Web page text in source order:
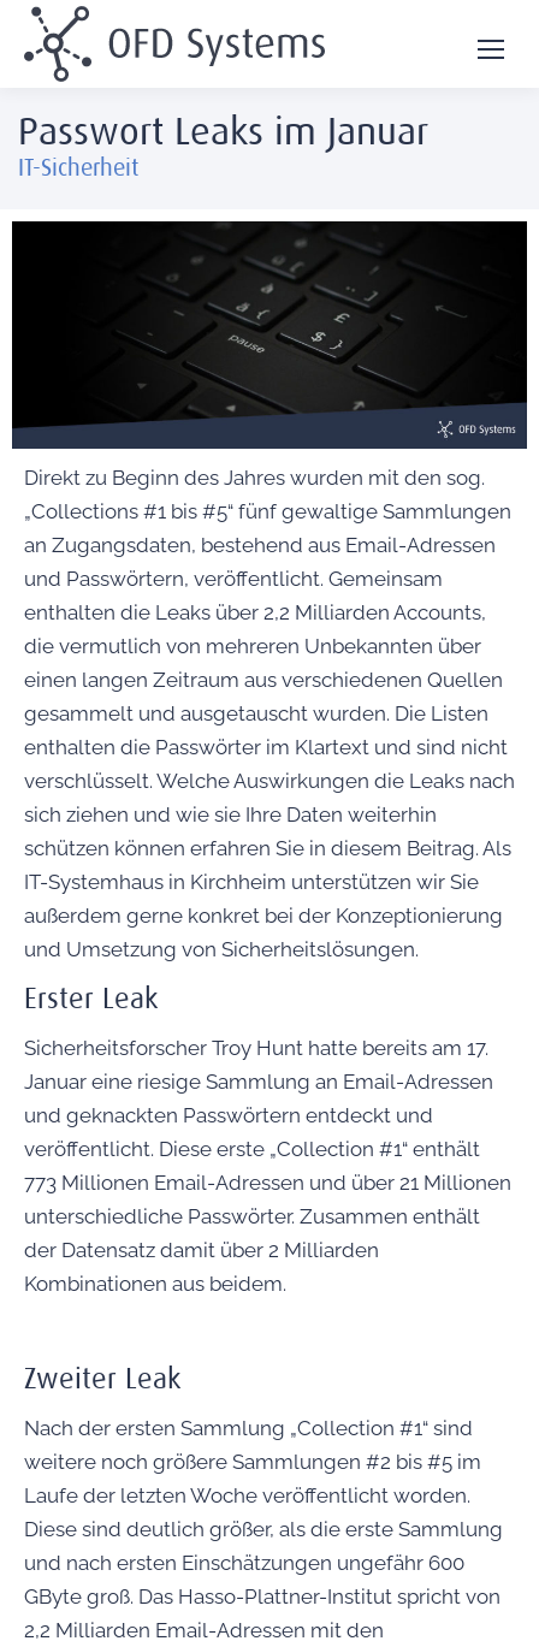
Passwort Leaks im Januar
IT-Sicherheit
Direkt zu Beginn des Jahres wurden mit den sog.
„Collections #1 bis #5“ fünf gewaltige Sammlungen
an Zugangsdaten, bestehend aus Email-Adressen
und Passwörtern, veröffentlicht. Gemeinsam
enthalten die Leaks über 2,2 Milliarden Accounts,
die vermutlich von mehreren Unbekannten über
einen langen Zeitraum aus verschiedenen Quellen
gesammelt und ausgetauscht wurden. Die Listen
enthalten die Passwörter im Klartext und sind nicht
verschlüsselt. Welche Auswirkungen die Leaks nach
sich ziehen und wie sie Ihre Daten weiterhin
schützen können erfahren Sie in diesem Beitrag. Als
IT-Systemhaus in Kirchheim unterstützen wir Sie
außerdem gerne konkret bei der Konzeptionierung
und Umsetzung von Sicherheitslösungen.
Erster Leak
Sicherheitsforscher Troy Hunt hatte bereits am 17.
Januar eine riesige Sammlung an Email-Adressen
und geknackten Passwörtern entdeckt und
veröffentlicht. Diese erste „Collection #1“ enthält
773 Millionen Email-Adressen und über 21 Millionen
unterschiedliche Passwörter. Zusammen enthält
der Datensatz damit über 2 Milliarden
Kombinationen aus beidem.
Zweiter Leak
Nach der ersten Sammlung „Collection #1“ sind
weitere noch größere Sammlungen #2 bis #5 im
Laufe der letzten Woche veröffentlicht worden.
Diese sind deutlich größer, als die erste Sammlung
und nach ersten Einschätzungen ungefähr 600
GByte groß. Das Hasso-Plattner-Institut spricht von
2,2 Milliarden Email-Adressen mit den